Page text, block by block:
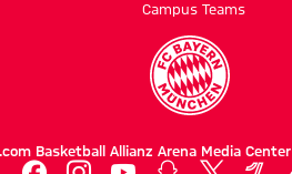
Campus Teams
Basketball Allianz Arena Media Center